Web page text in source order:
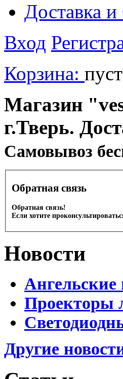
Доставка и
Вход
Корзина:
Магазин
г.Тверь.
Cамовывоз
Обратная связь
Обратная связь!
Если хотите
Новости
Ангельские
Проекторы
Другие